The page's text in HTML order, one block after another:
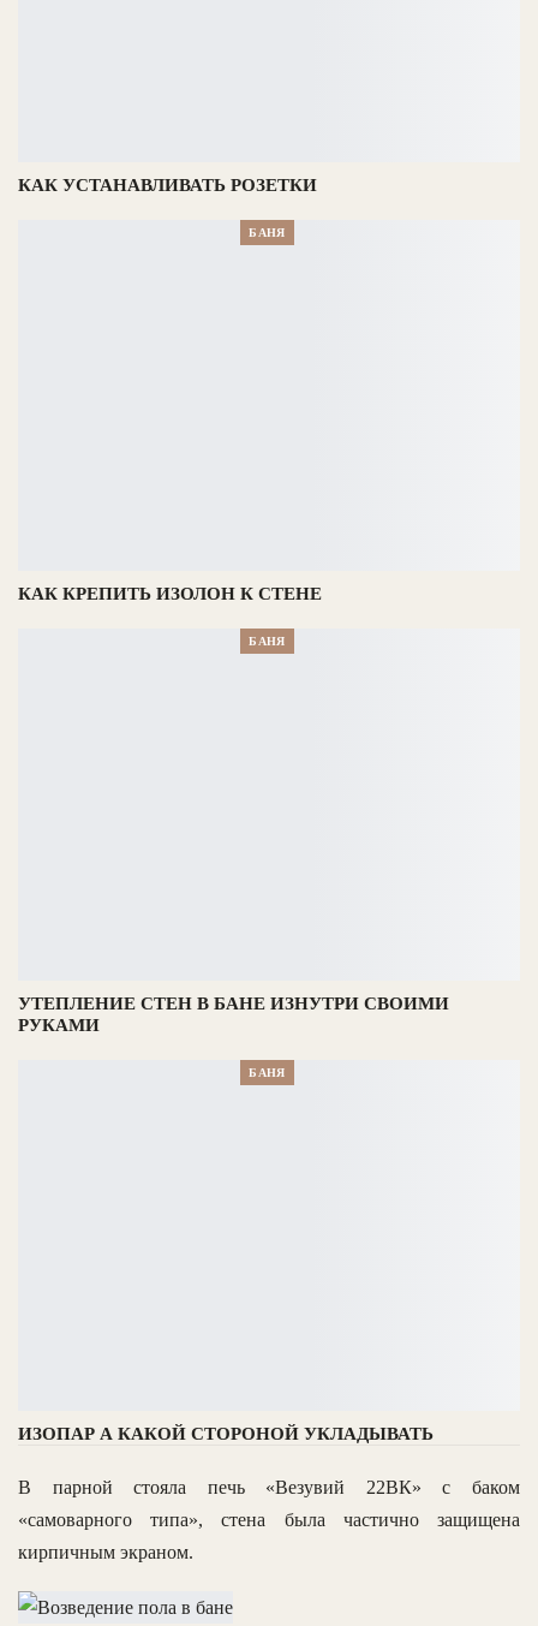
КАК УСТАНАВЛИВАТЬ РОЗЕТКИ
БАНЯ
КАК КРЕПИТЬ ИЗОЛОН К СТЕНЕ
БАНЯ
УТЕПЛЕНИЕ СТЕН В БАНЕ ИЗНУТРИ СВОИМИ
РУКАМИ
БАНЯ
ИЗОПАР А КАКОЙ СТОРОНОЙ УКЛАДЫВАТЬ
В парной стояла печь «Везувий 22ВК» с баком
«самоварного типа», стена была частично защищена
кирпичным экраном.